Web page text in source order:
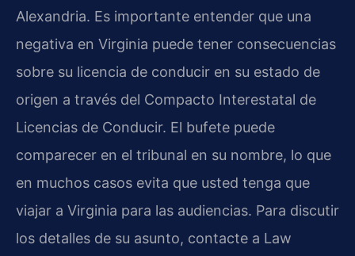
Alexandria. Es importante entender que una
negativa en Virginia puede tener consecuencias
sobre su licencia de conducir en su estado de
origen a través del Compacto Interestatal de
Licencias de Conducir. El bufete puede
comparecer en el tribunal en su nombre, lo que
en muchos casos evita que usted tenga que
viajar a Virginia para las audiencias. Para discutir
los detalles de su asunto, contacte a Law